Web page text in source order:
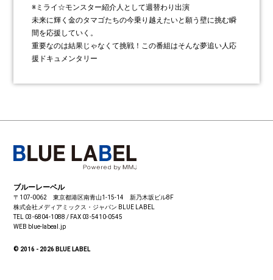
※ミライ☆モンスター紹介人として週替わり出演
未来に輝く金のタマゴたちの今乗り越えたいと願う壁に挑む瞬
間を応援していく。
重要なのは結果じゃなくて挑戦！この番組はそんな夢追い人応
援ドキュメンタリー
ブルーレーベル
〒107-0062 東京都港区南青山1-15-14 新乃木坂ビル8F
株式会社メディアミックス・ジャパン BLUE LABEL
TEL 03-6804-1088 / FAX 03-5410-0545
WEB blue-labeal.jp
© 2016 - 2026 BLUE LABEL